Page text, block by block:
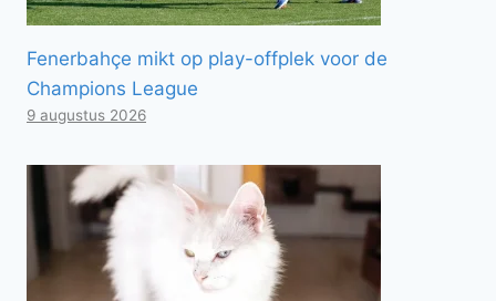
Fenerbahçe mikt op play-offplek voor de
Champions League
9 augustus 2026